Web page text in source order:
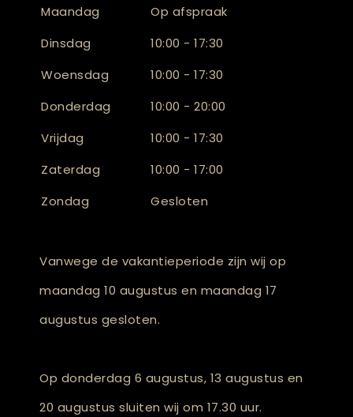
Maandag
Op afspraak
Dinsdag
10:00 - 17:30
Woensdag
10:00 - 17:30
Donderdag
10:00 - 20:00
Vrijdag
10:00 - 17:30
Zaterdag
10:00 - 17:00
Zondag
Gesloten
Vanwege de vakantieperiode zijn wij op
maandag 10 augustus en maandag 17
augustus gesloten.
Op donderdag 6 augustus, 13 augustus en
20 augustus sluiten wij om 17.30 uur.